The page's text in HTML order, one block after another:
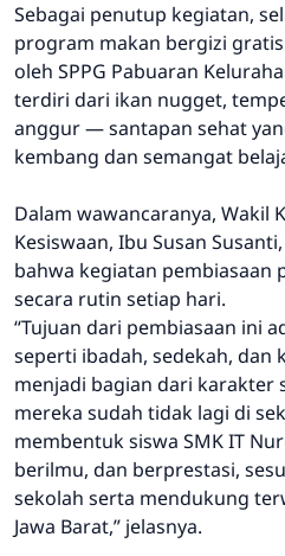
Sebagai penutup kegiatan,
program makan bergizi
oleh SPPG Pabuaran
terdiri dari ikan nugget,
anggur — santapan sehat
kembang dan semangat
Dalam wawancaranya, Wakil
Kesiswaan, Ibu Susan
bahwa kegiatan pembiasaan
secara rutin setiap hari.
“Tujuan dari pembiasaan ini
seperti ibadah, sedekah, dan
menjadi bagian dari karakter
mereka sudah tidak lagi di
membentuk siswa SMK IT
berilmu, dan berprestasi,
sekolah serta mendukung
Jawa Barat,” jelasnya.